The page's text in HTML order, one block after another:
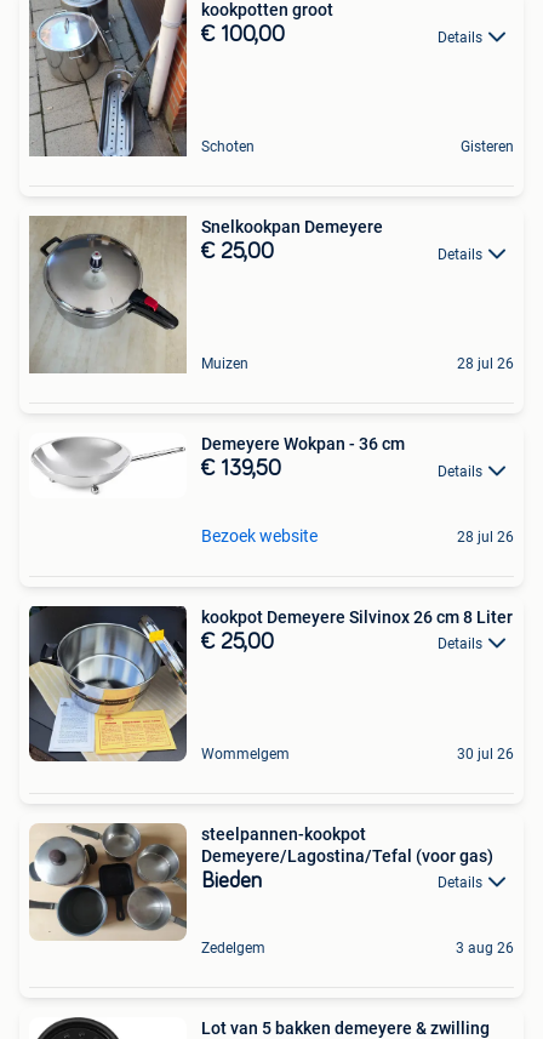
kookpotten groot
€ 100,00 Details
Schoten Gisteren
Snelkookpan Demeyere
€ 25,00 Details
Muizen 28 jul 26
Demeyere Wokpan - 36 cm
€ 139,50 Details
Bezoek website 28 jul 26
kookpot Demeyere Silvinox 26 cm 8 Liter
€ 25,00 Details
Wommelgem 30 jul 26
steelpannen-kookpot
Demeyere/Lagostina/Tefal (voor gas)
Bieden Details
Zedelgem 3 aug 26
Lot van 5 bakken demeyere & zwilling